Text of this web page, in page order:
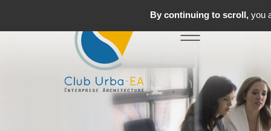
Toggle
navigation
By continuing to scroll,you